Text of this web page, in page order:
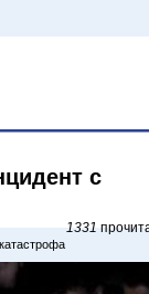
с
1331
катастрофа